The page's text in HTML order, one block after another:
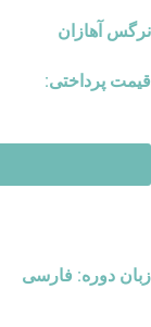
نرگس آهازان
قیمت پرداختی:
زبان دوره: فارسی